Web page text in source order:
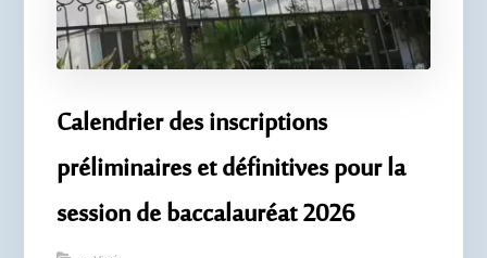
Calendrier des inscriptions
préliminaires et définitives pour la
session de baccalauréat 2026